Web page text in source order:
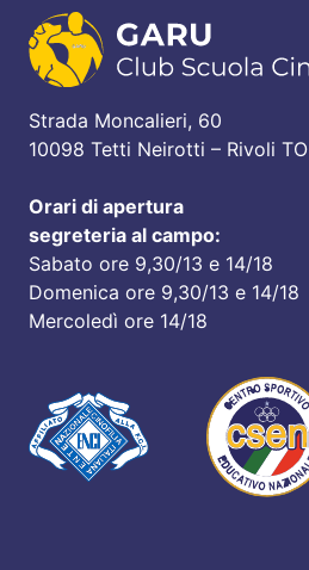
Strada Moncalieri, 60
10098 Tetti Neirotti – Rivoli TO
Orari di apertura
segreteria al campo:
Sabato ore 9,30/13 e 14/18
Domenica ore 9,30/13 e 14/18
Mercoledì ore 14/18